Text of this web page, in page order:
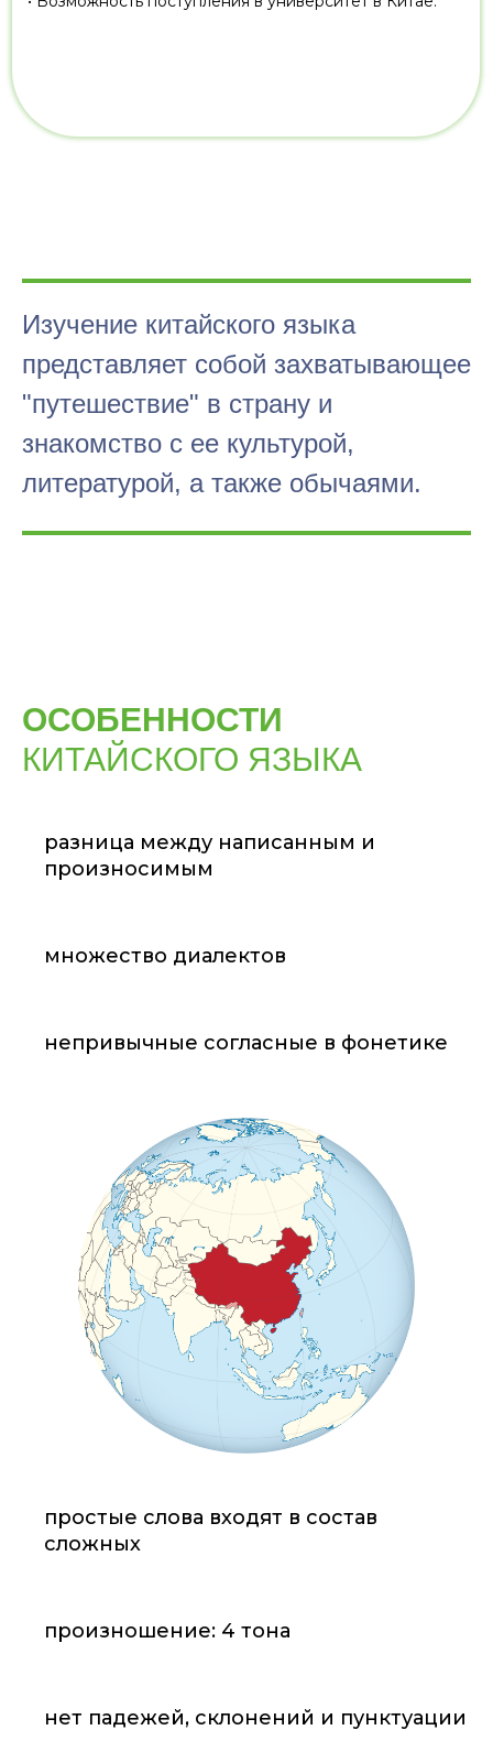
Изучение китайского языка
представляет собой захватывающее
"путешествие" в страну и
знакомство с ее культурой,
литературой, а также обычаями.
ОСОБЕННОСТИ
КИТАЙСКОГО ЯЗЫКА
разница между написанным и
произносимым
множество диалектов
непривычные согласные в фонетике
простые слова входят в состав
сложных
произношение: 4 тона
нет падежей, склонений и пунктуации